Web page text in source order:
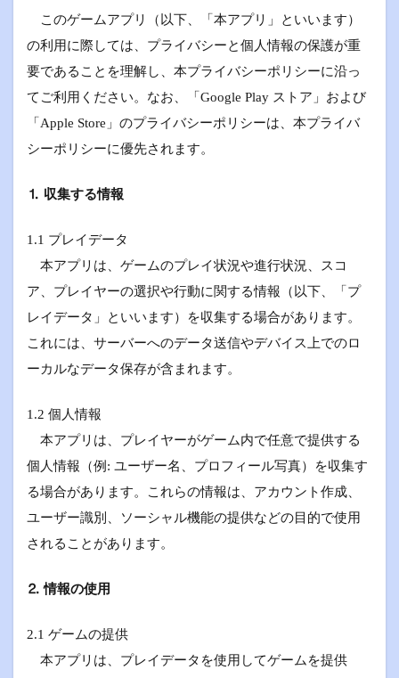
このゲームアプリ（以下、「本アプリ」といいます）
の利用に際しては、プライバシーと個人情報の保護が重
要であることを理解し、本プライバシーポリシーに沿っ
てご利用ください。なお、「Google Play ストア」および
「Apple Store」のプライバシーポリシーは、本プライバ
シーポリシーに優先されます。
⒈ 収集する情報
1.1 プレイデータ
本アプリは、ゲームのプレイ状況や進行状況、スコ
ア、プレイヤーの選択や行動に関する情報（以下、「プ
レイデータ」といいます）を収集する場合があります。
これには、サーバーへのデータ送信やデバイス上でのロ
ーカルなデータ保存が含まれます。
1.2 個人情報
本アプリは、プレイヤーがゲーム内で任意で提供する
個人情報（例: ユーザー名、プロフィール写真）を収集す
る場合があります。これらの情報は、アカウント作成、
ユーザー識別、ソーシャル機能の提供などの目的で使用
されることがあります。
⒉ 情報の使用
2.1 ゲームの提供
本アプリは、プレイデータを使用してゲームを提供